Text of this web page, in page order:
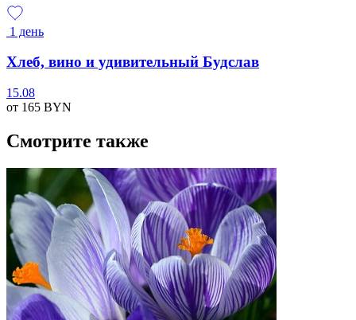
1 день
Хлеб, вино и удивительный Будслав
15.08
от 165 BYN
Смотрите также